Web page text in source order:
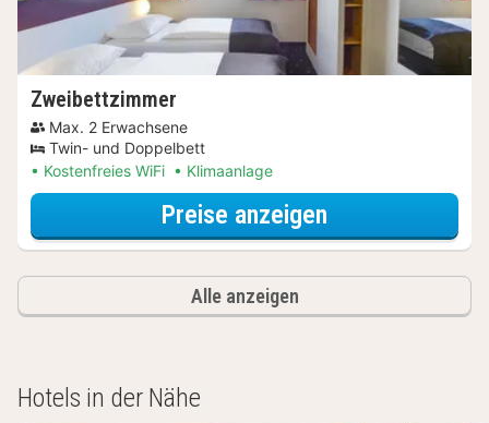
Zweibettzimmer
Max. 2 Erwachsene
Twin- und Doppelbett
Kostenfreies WiFi
Klimaanlage
Preise anzeigen
Alle anzeigen
Hotels in der Nähe